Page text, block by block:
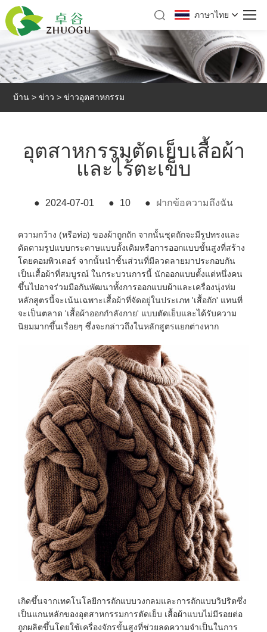
ภาษาไทย
บ้าน > ข่าว >ข่าวอุตสาหกรรม
อุตสาหกรรมตัดเย็บเสื้อผ้า
และไร้ตะเข็บ
● 2024-07-01 ● 10 ● ฝากข้อความถึงฉัน
ความกว้าง (หรือท่อ) ของผ้าถูกถัก จากนั้นชุดถักจะมีรูปทรงและ
ตัดตามรูปแบบกระดาษแบบดั้งเดิมหรือการออกแบบขั้นสูงที่สร้าง
โดยคอมพิวเตอร์ จากนั้นนำชิ้นส่วนที่มีลวดลายมาประกอบกัน
เป็นเสื้อผ้าที่สมบูรณ์ ในกระบวนการนี้ นักออกแบบตั้งแต่หนึ่งคน
ขึ้นไปอาจร่วมมือกันพัฒนาทั้งการออกแบบผ้าและเครื่องนุ่งห่ม
หลักสูตรนี้จะเน้นเฉพาะเสื้อผ้าที่จัดอยู่ในประเภท 'เสื้อถัก' แทนที่
จะเป็นตลาด 'เสื้อผ้าออกกำลังกาย' แบบตัดเย็บและได้รับความ
นิยมมากขึ้นเรื่อยๆ ซึ่งจะกล่าวถึงในหลักสูตรแยกต่างหาก
เกิดขึ้นจากเทคโนโลยีการถักแบบวงกลมและการถักแบบวิปริตซึ่ง
เป็นแกนหลักของอุตสาหกรรมการตัดเย็บ เสื้อผ้าแบบไม่มีรอยต่อ
ถูกผลิตขึ้นโดยใช้เครื่องจักรขั้นสูงที่ช่วยลดความจำเป็นในการ